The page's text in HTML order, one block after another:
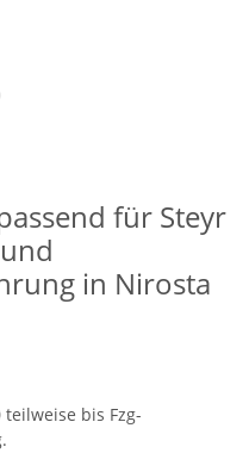
für Steyr
in Nirosta
bis Fzg-